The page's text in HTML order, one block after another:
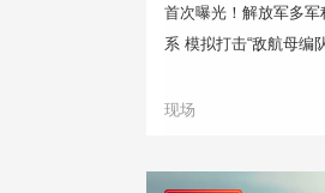
首次曝光！解放军多军
系 模拟打击“敌航母编
现场